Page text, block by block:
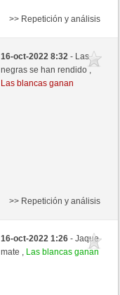
>> Repetición y análisis
16-oct-2022 8:32- Las
negras se han rendido ,
Las blancas ganan
>> Repetición y análisis
16-oct-2022 1:26- Jaque
mate , Las blancas ganan